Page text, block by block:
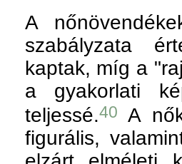
A
szabályzata
kaptak, míg a
a gyakorlati
teljessé.40 A
figurális,